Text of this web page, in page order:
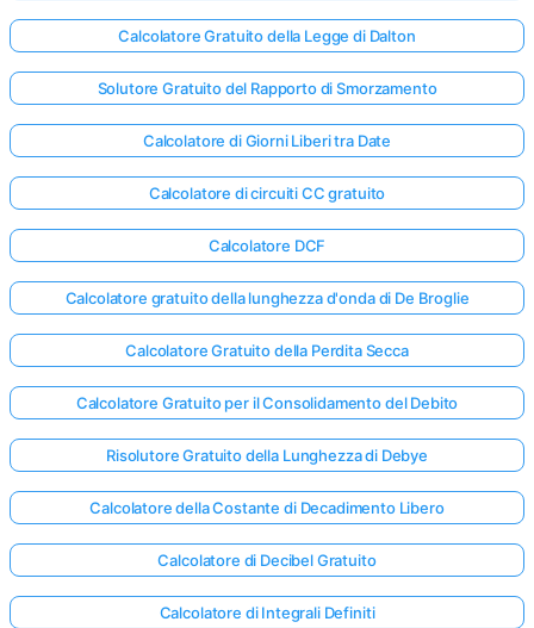
Calcolatore Gratuito della Legge di Dalton
Solutore Gratuito del Rapporto di Smorzamento
Calcolatore di Giorni Liberi tra Date
Calcolatore di circuiti CC gratuito
Calcolatore DCF
Calcolatore gratuito della lunghezza d'onda di De Broglie
Calcolatore Gratuito della Perdita Secca
Calcolatore Gratuito per il Consolidamento del Debito
Risolutore Gratuito della Lunghezza di Debye
Calcolatore della Costante di Decadimento Libero
Calcolatore di Decibel Gratuito
Calcolatore di Integrali Definiti